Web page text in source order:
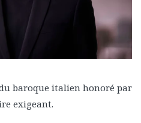
baroque italien honoré par
exigeant.